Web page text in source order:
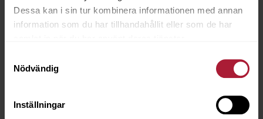
Dessa kan i sin tur kombinera informationen med annan
information som du har tillhandahållit eller som de har
Nödvändig
Inställningar